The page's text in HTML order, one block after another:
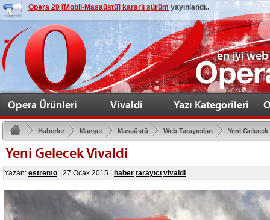
Opera 29 [Mobil-Masaüstü] kararlı sürümyayınlandı..
en iyi
Opera Ürünleri Vivaldi Yazı Kategorileri
Haberler Manşet Masaüstü Web Tarayıcıları Yeni
Yeni Gelecek Vivaldi
Yazan: estremo 27 Ocak 2015 haber tarayıcı vivaldi